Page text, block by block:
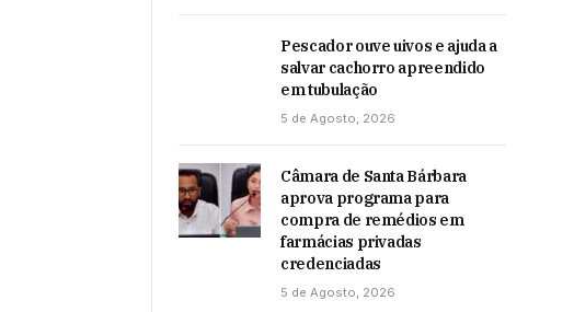
Pescador ouve uivos e ajuda a
salvar cachorro apreendido
em tubulação
5 de Agosto, 2026
Câmara de Santa Bárbara
aprova programa para
compra de remédios em
farmácias privadas
credenciadas
5 de Agosto, 2026